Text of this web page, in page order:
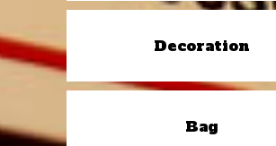
Decoration
Bag